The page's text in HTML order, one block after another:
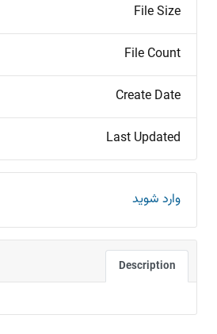
File Size
File Count
Create Date
Last Updated
وارد شوید
Description